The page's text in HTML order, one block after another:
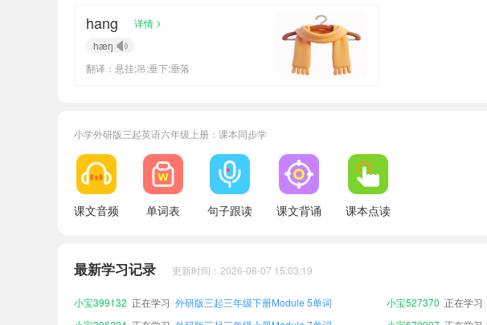
hang 详情 >
hæŋ
翻译：悬挂;吊;垂下;垂落
小学外研版三起英语六年级上册：课本同步学
课文音频 单词表 句子跟读 课文背诵 课本点读
最新学习记录 更新时间：2026-08-07 15:03:19
小宝541478 正在学习 外研版三起三年级下册Module 8单词
小宝695429
正在学习 外研版三起六年级下册Module 3单词 小宝720486
小宝150027
正在学习 外研版三起五年级上册Module 9单词 小宝342731
小宝803904 正在学习 外研版三起五年级上册Module 1单词
小宝399132 正在学习 外研版三起三年级下册Module 5单词 小宝527370 正在学习